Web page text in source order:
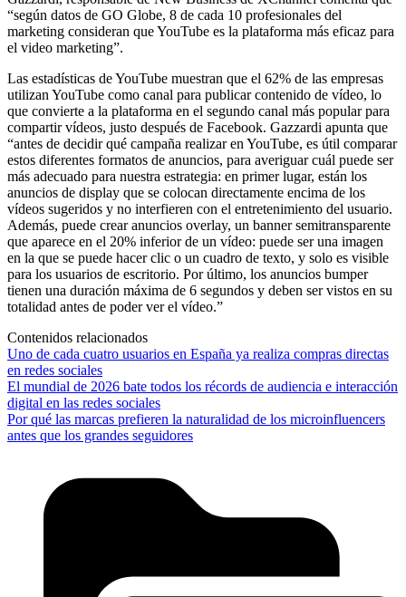
“según datos de GO Globe, 8 de cada 10 profesionales del
marketing consideran que YouTube es la plataforma más eficaz para
el video marketing”.
Las estadísticas de YouTube muestran que el 62% de las empresas
utilizan YouTube como canal para publicar contenido de vídeo, lo
que convierte a la plataforma en el segundo canal más popular para
compartir vídeos, justo después de Facebook. Gazzardi apunta que
“antes de decidir qué campaña realizar en YouTube, es útil comparar
estos diferentes formatos de anuncios, para averiguar cuál puede ser
más adecuado para nuestra estrategia: en primer lugar, están los
anuncios de display que se colocan directamente encima de los
vídeos sugeridos y no interfieren con el entretenimiento del usuario.
Además, puede crear anuncios overlay, un banner semitransparente
que aparece en el 20% inferior de un vídeo: puede ser una imagen
en la que se puede hacer clic o un cuadro de texto, y solo es visible
para los usuarios de escritorio. Por último, los anuncios bumper
tienen una duración máxima de 6 segundos y deben ser vistos en su
totalidad antes de poder ver el vídeo.”
Contenidos relacionados
Uno de cada cuatro usuarios en España ya realiza compras directas
en redes sociales
El mundial de 2026 bate todos los récords de audiencia e interacción
digital en las redes sociales
Por qué las marcas prefieren la naturalidad de los microinfluencers
antes que los grandes seguidores